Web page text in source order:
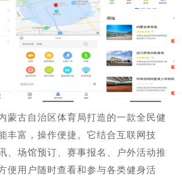
蒙古自治区体育局打造的一款全民健
丰富，操作便捷。它结合互联网技
、场馆预订、赛事报名、户外活动推
便用户随时查看和参与各类健身活